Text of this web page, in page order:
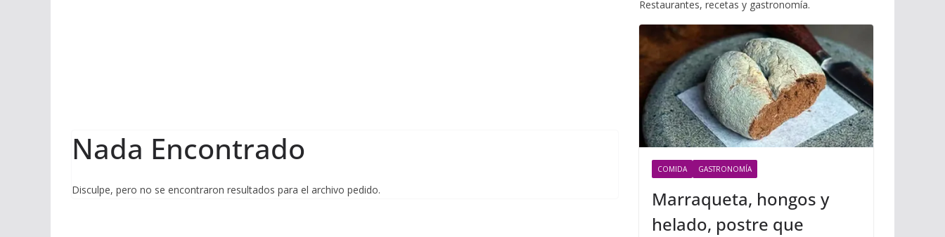
Nada Encontrado
Disculpe, pero no se encontraron resultados para el archivo pedido.
Restaurantes, recetas y gastronomía.
COMIDA GASTRONOMÍA
Marraqueta, hongos y
helado, postre que